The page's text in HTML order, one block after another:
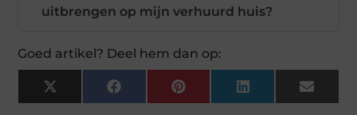
uitbrengen op mijn verhuurd huis?
Goed artikel? Deel hem dan op:
X
(Twitter)
FacebookPinterestLinkedIn Email